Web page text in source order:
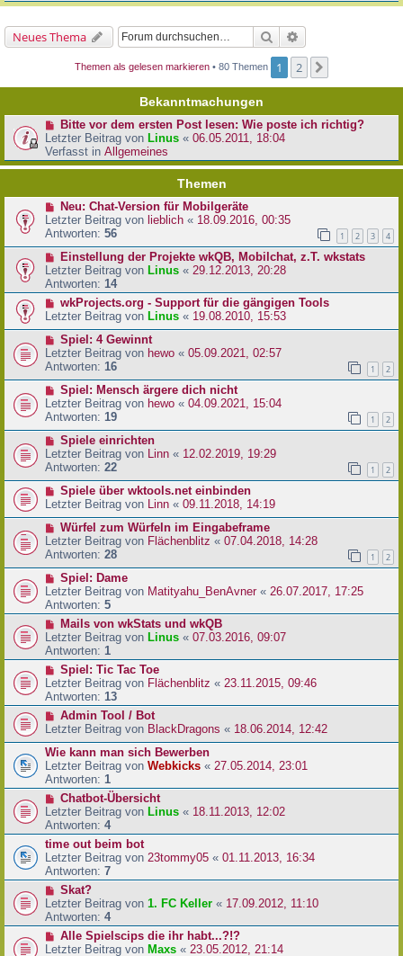
Neues Thema Suche
Themen als gelesen markieren • 80 Themen 1 2
Bekanntmachungen
Bitte vor dem ersten Post lesen: Wie poste ich richtig?
Letzter Beitrag von Linus « 06.05.2011, 18:04
Verfasst in Allgemeines
Themen
Neu: Chat-Version für Mobilgeräte
Letzter Beitrag von lieblich « 18.09.2016, 00:35
Antworten: 56 1 2 3 4
Einstellung der Projekte wkQB, Mobilchat, z.T. wkstats
Letzter Beitrag von Linus « 29.12.2013, 20:28
Antworten: 14
wkProjects.org - Support für die gängigen Tools
Letzter Beitrag von Linus « 19.08.2010, 15:53
Spiel: 4 Gewinnt
Letzter Beitrag von hewo « 05.09.2021, 02:57
Antworten: 16 1 2
Spiel: Mensch ärgere dich nicht
Letzter Beitrag von hewo « 04.09.2021, 15:04
Antworten: 19 1 2
Spiele einrichten
Letzter Beitrag von
Linn « 12.02.2019, 19:29
Antworten: 22 1 2
Spiele über wktools.net einbinden
Letzter Beitrag von
Linn « 09.11.2018, 14:19
Würfel zum Würfeln im Eingabeframe
Letzter Beitrag von Flächenblitz « 07.04.2018, 14:28
Antworten: 28 1 2
Spiel: Dame
Letzter Beitrag von Matityahu_BenAvner« 26.07.2017, 17:25
Antworten: 5
Mails von wkStats und wkQB
Letzter Beitrag von Linus « 07.03.2016, 09:07
Antworten: 1
Spiel: Tic Tac Toe
Letzter Beitrag von Flächenblitz « 23.11.2015, 09:46
Antworten: 13
Admin Tool / Bot
Letzter Beitrag von BlackDragons « 18.06.2014, 12:42
Wie kann man sich Bewerben
Letzter Beitrag von Webkicks « 27.05.2014, 23:01
Antworten: 1
Chatbot-Übersicht
Letzter Beitrag von Linus « 18.11.2013, 12:02
Antworten: 4
time out beim bot
Letzter Beitrag von 23tommy05 « 01.11.2013, 16:34
Antworten: 7
Skat?
Letzter Beitrag von 1. FC Keller « 17.09.2012, 11:10
Antworten: 4
Alle Spielscips die ihr habt...?!?
Letzter Beitrag von Maxs « 23.05.2012, 21:14